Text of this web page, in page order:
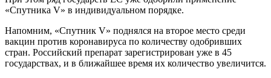
«Спутника V» в индивидуальном порядке.
Напомним, «Спутник V» поднялся на второе место среди
вакцин против коронавируса по количеству одобривших
стран. Российский препарат зарегистрирован уже в 45
государствах, и в ближайшее время их количество увеличится.